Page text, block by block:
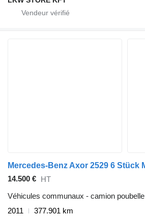
14.500 € HT
Véhicules communaux - camion poubelle
2011
377.901 km